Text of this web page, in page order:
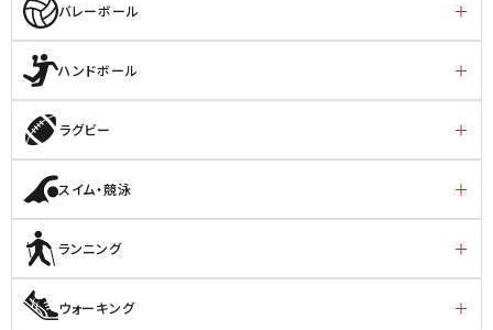
バレーボール
ハンドボール
ラグビー
スイム・競泳
ランニング
ウォーキング